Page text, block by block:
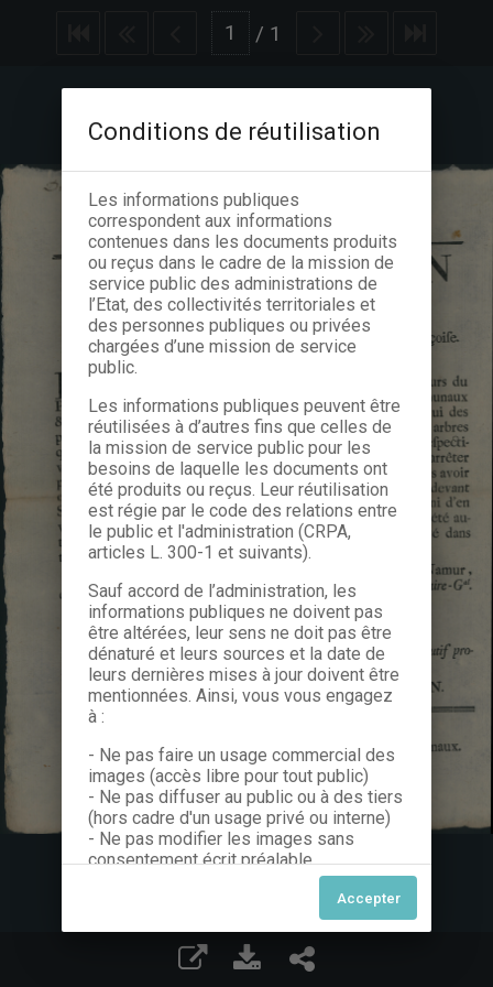
/ 1
Conditions de réutilisation
Les informations publiques
correspondent aux informations
contenues dans les documents produits
ou reçus dans le cadre de la mission de
service public des administrations de
l’Etat, des collectivités territoriales et
des personnes publiques ou privées
chargées d’une mission de service
public.
Les informations publiques peuvent être
réutilisées à d’autres fins que celles de
la mission de service public pour les
besoins de laquelle les documents ont
été produits ou reçus. Leur réutilisation
est régie par le code des relations entre
le public et l'administration (CRPA,
articles L. 300-1 et suivants).
Sauf accord de l’administration, les
informations publiques ne doivent pas
être altérées, leur sens ne doit pas être
dénaturé et leurs sources et la date de
leurs dernières mises à jour doivent être
mentionnées. Ainsi, vous vous engagez
à :
- Ne pas faire un usage commercial des
images (accès libre pour tout public)
- Ne pas diffuser au public ou à des tiers
(hors cadre d'un usage privé ou interne)
- Ne pas modifier les images sans
consentement écrit préalable
Dans le cas contraire, nous vous invitons
à nous contacter afin de solliciter le type
de Licence souhaitée parmi celles
proposées et le cas échéant, acquitter